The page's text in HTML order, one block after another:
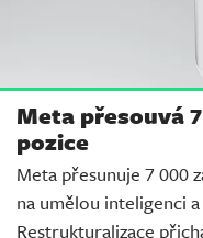
Meta přesouvá
pozice
Meta přesunuje 7 000
na umělou inteligenci
Restrukturalizace